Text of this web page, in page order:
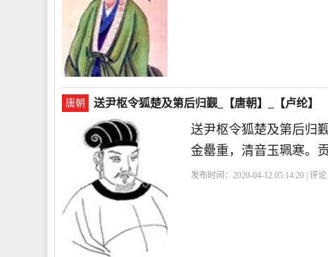
唐朝 送尹枢令狐楚及第后归觐_【唐朝】_【卢纶】
送尹枢令狐楚及第后归
金罍重，清音玉珮寒。
发布时间：2020-04-12 05:14:20 | 评